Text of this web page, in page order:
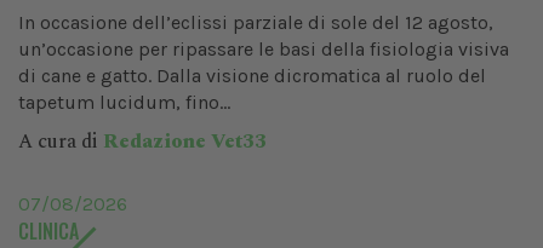
In occasione dell’eclissi parziale di sole del 12 agosto,
un’occasione per ripassare le basi della fisiologia visiva
di cane e gatto. Dalla visione dicromatica al ruolo del
tapetum lucidum, fino...
A cura di Redazione Vet33
07/08/2026
CLINICA